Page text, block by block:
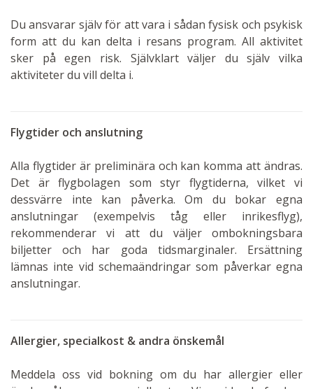
Du ansvarar själv för att vara i sådan fysisk och psykisk
form att du kan delta i resans program. All aktivitet
sker på egen risk. Självklart väljer du själv vilka
aktiviteter du vill delta i.
Flygtider och anslutning
Alla flygtider är preliminära och kan komma att ändras.
Det är flygbolagen som styr flygtiderna, vilket vi
dessvärre inte kan påverka. Om du bokar egna
anslutningar (exempelvis tåg eller inrikesflyg),
rekommenderar vi att du väljer ombokningsbara
biljetter och har goda tidsmarginaler. Ersättning
lämnas inte vid schemaändringar som påverkar egna
anslutningar.
Allergier, specialkost & andra önskemål
Meddela oss vid bokning om du har allergier eller